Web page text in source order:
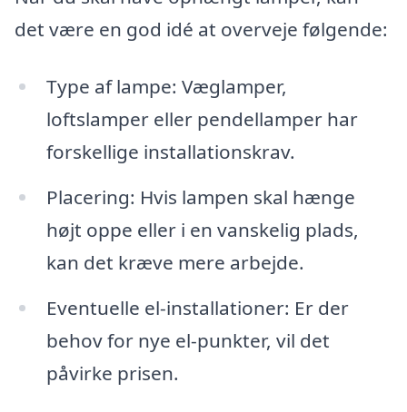
det være en god idé at overveje følgende:
Type af lampe: Væglamper,
loftslamper eller pendellamper har
forskellige installationskrav.
Placering: Hvis lampen skal hænge
højt oppe eller i en vanskelig plads,
kan det kræve mere arbejde.
Eventuelle el-installationer: Er der
behov for nye el-punkter, vil det
påvirke prisen.